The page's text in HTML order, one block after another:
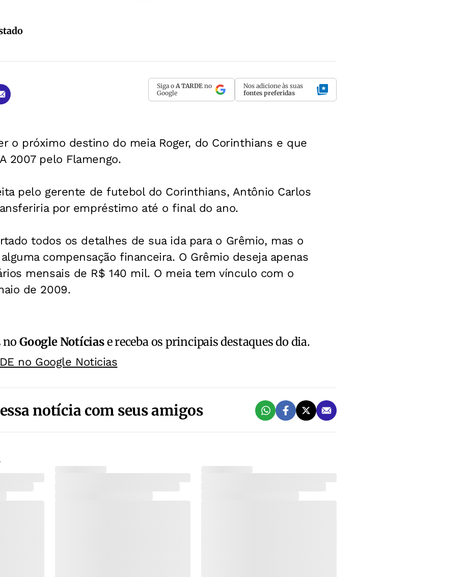
Siga o A TARDE no
Google
Nos adicione às suas
fontes preferidas
o próximo destino do meia Roger, do Corinthians e que
2007 pelo Flamengo.
pelo gerente de futebol do Corinthians, Antônio Carlos
por empréstimo até o final do ano.
todos os detalhes de sua ida para o Grêmio, mas o
compensação financeira. O Grêmio deseja apenas
mensais de R$ 140 mil. O meia tem vínculo com o
de 2009.
noGoogle Notíciase receba os principais destaques do dia.
no Google Noticias
notícia com seus amigos